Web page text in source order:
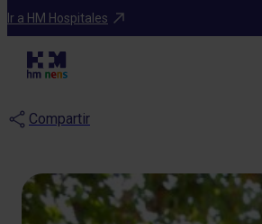
Ir a HM Hospitales
Blog
Los
Compartir